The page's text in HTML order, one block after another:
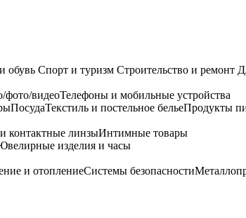
обувь Спорт и туризм Строительство и ремонт
фото/видеоТелефоны и мобильные устройства
ПосудаТекстиль и постельное бельеПродукты
контактные линзыИнтимные товары
изделия и часы
и отоплениеСистемы безопасности